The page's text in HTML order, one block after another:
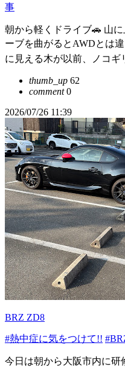
事
朝から軽くドライブ🚗 山
ーブを曲がるとAWDとは
に見える木が以前、ノコギ
thumb_up 62
comment0
2026/07/26 11:39
BRZ ZD8
#熱中症に気をつけて!!
今日は朝から大阪市内に研